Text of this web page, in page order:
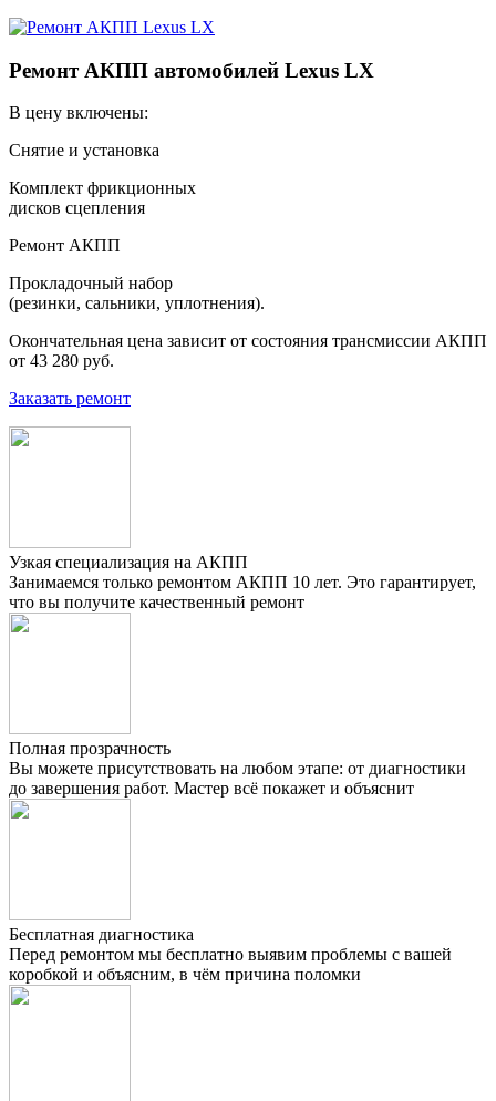
Ремонт АКПП автомобилей Lexus LX
В цену включены:
Снятие и установка
Комплект фрикционных
дисков сцепления
Ремонт АКПП
Прокладочный набор
(резинки, сальники, уплотнения).
Окончательная цена зависит от состояния трансмиссии АКПП
от 43 280 руб.
Заказать ремонт
Узкая специализация на АКПП
Занимаемся только ремонтом АКПП 10 лет. Это гарантирует,
что вы получите качественный ремонт
Полная прозрачность
Вы можете присутствовать на любом этапе: от диагностики
до завершения работ. Мастер всё покажет и объяснит
Бесплатная диагностика
Перед ремонтом мы бесплатно выявим проблемы с вашей
коробкой и объясним, в чём причина поломки